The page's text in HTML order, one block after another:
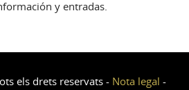
y entradas.
els drets reservats - Nota legal -